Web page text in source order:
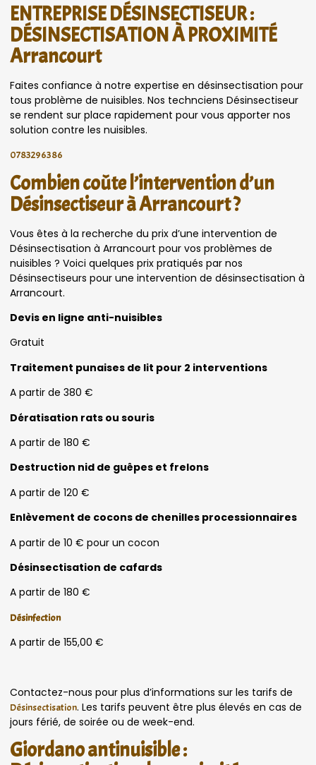
ENTREPRISE DÉSINSECTISEUR :
DÉSINSECTISATION À PROXIMITÉ
Arrancourt
Faites confiance à notre expertise en désinsectisation pour
tous problème de nuisibles. Nos technciens Désinsectiseur
se rendent sur place rapidement pour vous apporter nos
solution contre les nuisibles.
0783296386
Combien coûte l’intervention d’un
Désinsectiseur à Arrancourt ?
Vous êtes à la recherche du prix d’une intervention de
Désinsectisation à Arrancourt pour vos problèmes de
nuisibles ? Voici quelques prix pratiqués par nos
Désinsectiseurs pour une intervention de désinsectisation à
Arrancourt.
Devis en ligne anti-nuisibles
Gratuit
Traitement punaises de lit pour 2 interventions
A partir de 380 €
Dératisation rats ou souris
A partir de 180 €
Destruction nid de guêpes et frelons
A partir de 120 €
Enlèvement de cocons de chenilles processionnaires
A partir de 10 € pour un cocon
Désinsectisation de cafards
A partir de 180 €
Désinfection
A partir de 155,00 €
Contactez-nous pour plus d’informations sur les tarifs de
Désinsectisation. Les tarifs peuvent être plus élevés en cas de
jours férié, de soirée ou de week-end.
Giordano antinuisible :